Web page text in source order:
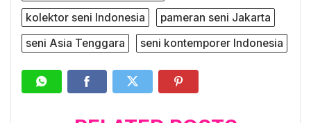
kolektor seni Indonesia
pameran seni Jakarta
seni Asia Tenggara
seni kontemporer Indonesia